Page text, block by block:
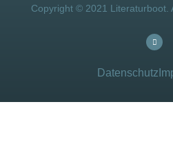
Copyright © 2021 Literaturboot.
Datenschutz